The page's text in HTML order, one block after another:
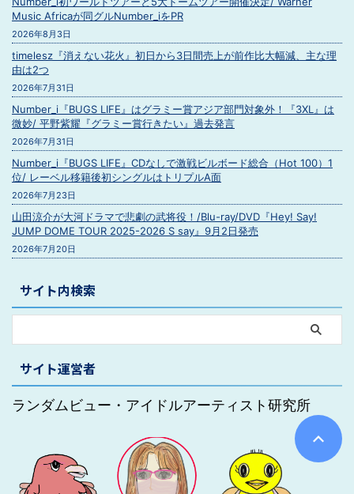
Music Africaが同グルNumber_iをPR
2026年8月3日
timelesz『消えない花火』初日から3日間売上が前作比大幅減、主な理
由は2つ
2026年7月31日
Number_i『BUGS LIFE』はグラミー賞アジア部門対象外！『3XL』は
微妙/ 平野紫耀『グラミー賞行きたい』過去発言
2026年7月31日
Number_i『BUGS LIFE』CDなしで激戦ビルボード総合（Hot 100）1
位/ レーベル移籍後初シングルはトリプルA面
2026年7月23日
山田涼介が大河ドラマで悲劇の武将役！/Blu-ray/DVD『Hey! Say!
JUMP DOME TOUR 2025-2026 S say』9月2日発売
2026年7月20日
サイト内検索
サイト運営者
ランダムビュー・アイドルアーティスト研究所